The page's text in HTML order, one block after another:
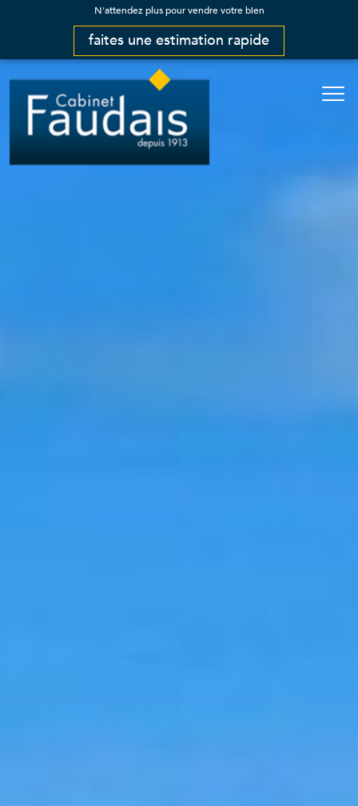
N'attendez plus pour vendre votre bien
faites une estimation rapide